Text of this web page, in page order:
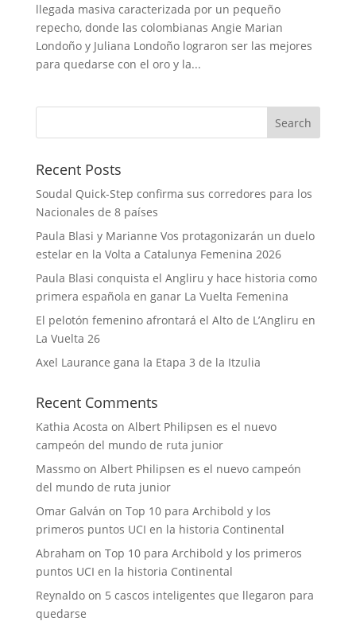
llegada masiva caracterizada por un pequeño
repecho, donde las colombianas Angie Marian
Londoño y Juliana Londoño lograron ser las mejores
para quedarse con el oro y la...
Recent Posts
Soudal Quick-Step confirma sus corredores para los
Nacionales de 8 países
Paula Blasi y Marianne Vos protagonizarán un duelo
estelar en la Volta a Catalunya Femenina 2026
Paula Blasi conquista el Angliru y hace historia como
primera española en ganar La Vuelta Femenina
El pelotón femenino afrontará el Alto de L’Angliru en
La Vuelta 26
Axel Laurance gana la Etapa 3 de la Itzulia
Recent Comments
Kathia Acosta on Albert Philipsen es el nuevo
campeón del mundo de ruta junior
Massmoon Albert Philipsen es el nuevo campeón
del mundo de ruta junior
Omar Galván on Top 10 para Archibold y los
primeros puntos UCI en la historia Continental
Abraham on Top 10 para Archibold y los primeros
puntos UCI en la historia Continental
Reynaldoon 5 cascos inteligentes que llegaron para
quedarse